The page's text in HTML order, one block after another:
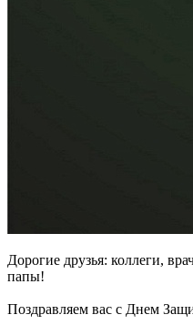
Дорогие друзья: коллеги,
папы!
Поздравляем вас с Днем